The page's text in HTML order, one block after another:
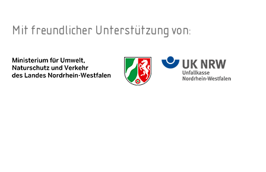
Mit freundlicher Unterstützung von: